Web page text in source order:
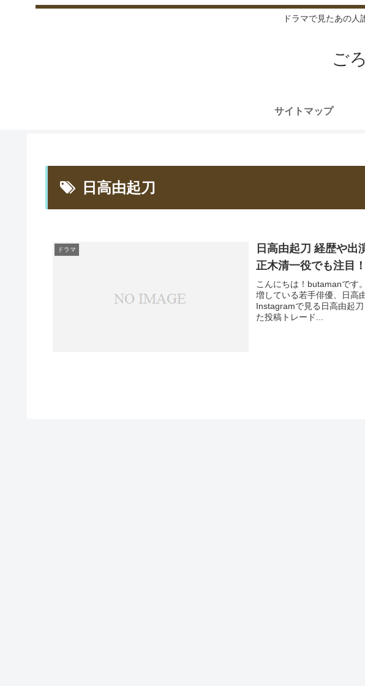
ドラマで見たあの人
ご
サイトマップ
日高由起刀
ドラマ
日高由起刀 経歴や出
正木清一役でも注目！
こんにちは！butamanです
増している若手俳優、日高
Instagramで見る日高由起
た投稿トレード...